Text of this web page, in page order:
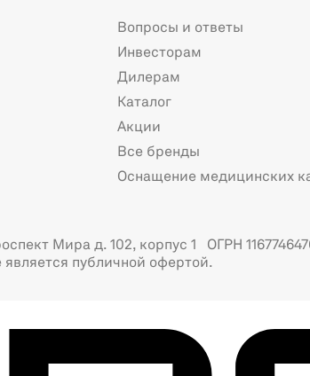
Вопросы и ответы
Инвесторам
Дилерам
Каталог
Акции
Все бренды
Оснащение медицинских
Мира д. 102, корпус 1 ОГРН
публичной офертой.